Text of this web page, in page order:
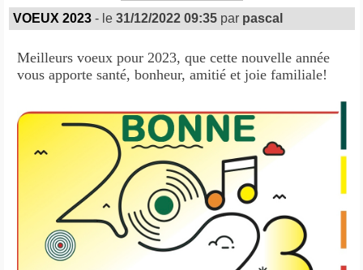
VOEUX 2023 - le 31/12/2022 09:35par pascal
Meilleurs voeux pour 2023, que cette nouvelle année
vous apporte santé, bonheur, amitié et joie familiale!